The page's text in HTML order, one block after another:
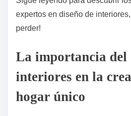
expertos en diseño de
perder!
La importancia del
interiores en la
hogar único